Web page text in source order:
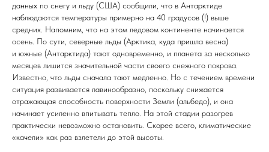
данных по снегу и льду (США) сообщили, что в Антарктиде
наблюдаются температуры примерно на 40 градусов (!) выше
средних. Напомним, что на этом ледовом континенте начинается
осень. По сути, северные льды (Арктика, куда пришла весна)
и южные (Антарктида) тают одновременно, и планета за несколько
месяцев лишится значительной части своего снежного покрова.
Известно, что льды сначала тают медленно. Но с течением времени
ситуация развивается лавинообразно, поскольку снижается
отражающая способность поверхности Земли (альбедо), и она
начинает усиленно впитывать тепло. На этой стадии разогрев
практически невозможно остановить. Скорее всего, климатические
«качели» как раз взлетели до этой высоты.